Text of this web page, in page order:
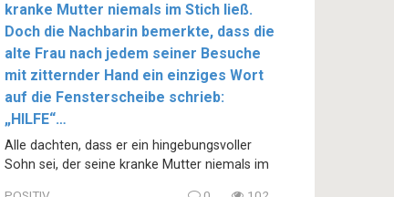
kranke Mutter niemals im Stich ließ.
Doch die Nachbarin bemerkte, dass die
alte Frau nach jedem seiner Besuche
mit zitternder Hand ein einziges Wort
auf die Fensterscheibe schrieb:
„HILFE“…
Alle dachten, dass er ein hingebungsvoller
Sohn sei, der seine kranke Mutter niemals im